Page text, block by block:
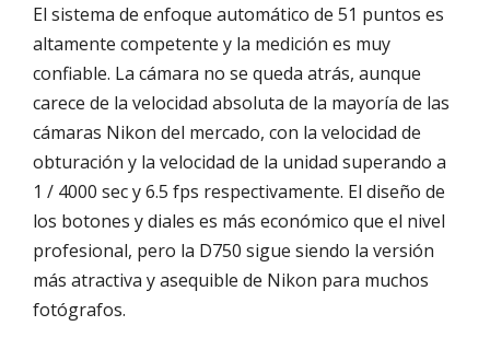
El sistema de enfoque automático de 51 puntos es
altamente competente y la medición es muy
confiable. La cámara no se queda atrás, aunque
carece de la velocidad absoluta de la mayoría de las
cámaras Nikon del mercado, con la velocidad de
obturación y la velocidad de la unidad superando a
1 / 4000 sec y 6.5 fps respectivamente. El diseño de
los botones y diales es más económico que el nivel
profesional, pero la D750 sigue siendo la versión
más atractiva y asequible de Nikon para muchos
fotógrafos.